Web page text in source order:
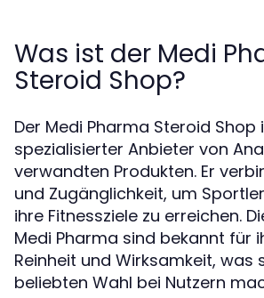
Was ist der Medi
Steroid Shop?
Der Medi Pharma Steroid Shop
spezialisierter Anbieter von
verwandten Produkten. Er
und Zugänglichkeit, um
ihre Fitnessziele zu erreichen.
Medi Pharma sind bekannt für
Reinheit und Wirksamkeit, was
beliebten Wahl bei Nutzern